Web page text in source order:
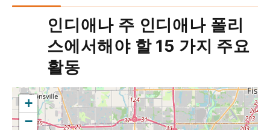
인디애나 주 인디애나 폴리
스에서해야 할 15 가지 주요
활동
+
−